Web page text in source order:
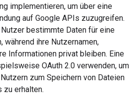
implementieren, um über eine
auf Google APIs zuzugreifen.
bestimmte Daten für eine
während ihre Nutzernamen,
Informationen privat bleiben. Eine
OAuth 2.0 verwenden, um
zum Speichern von Dateien
zu erhalten.